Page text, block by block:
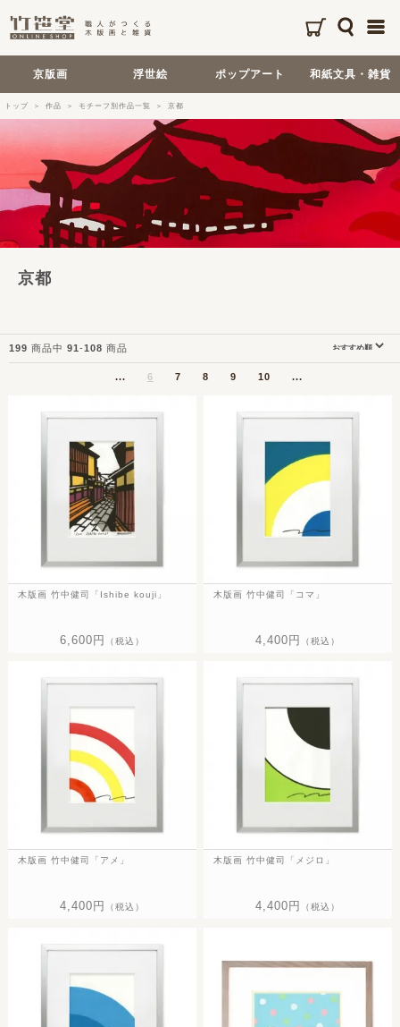
京版画 浮世絵 ポップアート 和紙文具・雑貨
トップ 作品 モチーフ別作品一覧 京都
京都
199 商品中 91-108 商品
... 6 7 8 9 10 ...
木版画 竹中健司「Ishibe kouji」
6,600円 （税込）
木版画 竹中健司「コマ」
4,400円 （税込）
木版画 竹中健司「アメ」
4,400円 （税込）
木版画 竹中健司「メジロ」
4,400円 （税込）